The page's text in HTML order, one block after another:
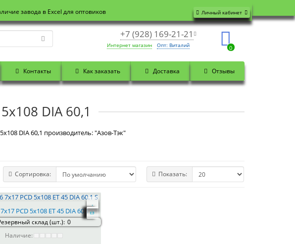
Личный кабинет
завода в Excel для оптовиков
+7 (928) 169-21-21
Интернет магазин Опт: Виталий 0
Контакты Как заказать Доставка Отзывы
DIA 60,1
DIA 60,1 производитель: "Азов-Тэк"
Сортировка: Показать:
PCD 5x108 ET 45 DIA 60.1 S
склад (шт.): 0
Наличие: